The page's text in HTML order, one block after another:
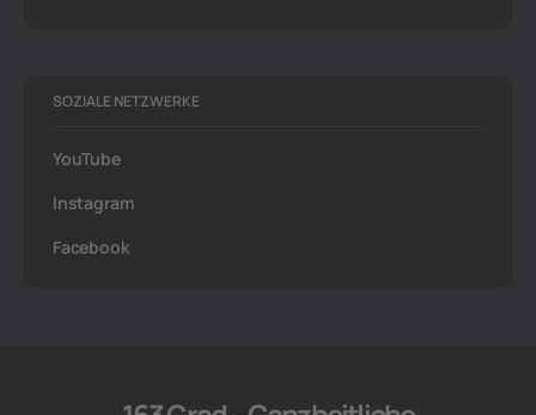
SOZIALE NETZWERKE
YouTube
Instagram
Facebook